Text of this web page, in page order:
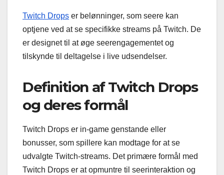
Twitch Drops er belønninger, som seere kan
optjene ved at se specifikke streams på Twitch. De
er designet til at øge seerengagementet og
tilskynde til deltagelse i live udsendelser.
Definition af Twitch Drops
og deres formål
Twitch Drops er in-game genstande eller
bonusser, som spillere kan modtage for at se
udvalgte Twitch-streams. Det primære formål med
Twitch Drops er at opmuntre til seerinteraktion og